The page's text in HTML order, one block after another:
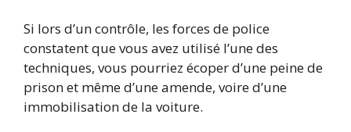
Si lors d’un contrôle, les forces de police
constatent que vous avez utilisé l’une des
techniques, vous pourriez écoper d’une peine de
prison et même d’une amende, voire d’une
immobilisation de la voiture.